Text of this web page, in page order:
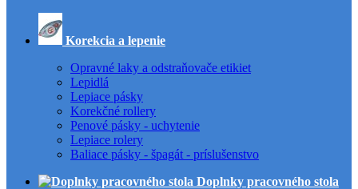
Korekcia a lepenie
Opravné laky a odstraňovače etikiet
Lepidlá
Lepiace pásky
Korekčné rollery
Penové pásky - uchytenie
Lepiace rolery
Baliace pásky - špagát - príslušenstvo
Doplnky pracovného stola